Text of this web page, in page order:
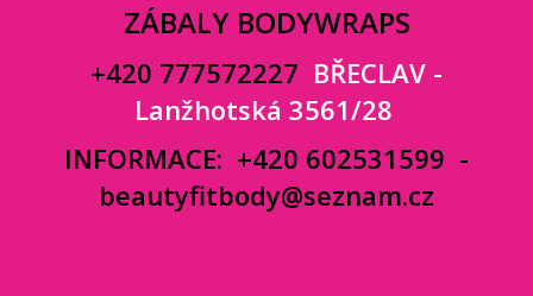
ZÁBALY BODYWRAPS
+420 777572227 BŘECLAV -
Lanžhotská 3561/28
INFORMACE: +420 602531599 -
beautyfitbody@seznam.cz